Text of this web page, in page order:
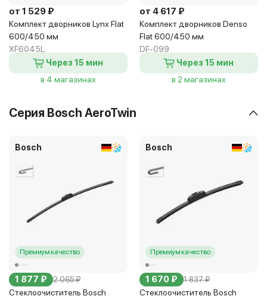
от 1 529 ₽
Комплект дворников Lynx Flat
600/450 мм
XF6045L
Через 15 мин
в 4 магазинах
от 4 617 ₽
Комплект дворников Denso
Flat 600/450 мм
DF-099
Через 15 мин
в 2 магазинах
Серия Bosch AeroTwin
Bosch
Премиум качество
1 877 ₽ 2 065 ₽
Стеклоочиститель Bosch
Bosch
Премиум качество
1 670 ₽ 1 837 ₽
Стеклоочиститель Bosch